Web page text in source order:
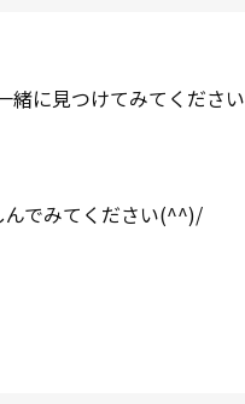
に見つけてみてください
んでみてください(^^)/